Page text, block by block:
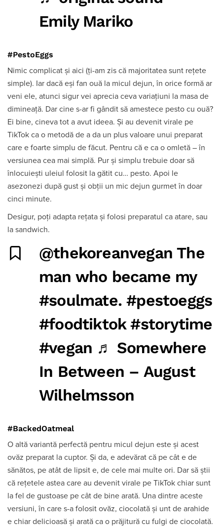
Emily Mariko
#PestoEggs
Nimic complicat și aici (ți-am zis că majoritatea sunt rețete
simple). Iar dacă eși fan ouă la micul dejun, în orice formă ar
veni ele, atunci sigur vei aprecia ceva variațiuni la masa de
dimineață. Dar cine s-ar fi gândit să amestece pesto cu ouă?
Ei bine, cineva tot a avut ideea. Și au devenit virale pe
TikTok ca o metodă de a da un plus valoare unui preparat
care e foarte simplu de făcut. Pentru că e ca o omletă – în
versiunea cea mai simplă. Pur și simplu trebuie doar să
înlocuiești uleiul folosit la gătit cu… pesto. Apoi le
asezonezi după gust și obții un mic dejun gurmet în doar
cinci minute.
Desigur, poți adapta rețata și folosi preparatul ca atare, sau
la sandwich.
@thekoreanvegan The
man who became my
#soulmate.#pestoeggs
#foodtiktok #storytime
#vegan ♬ Somewhere
In Between – August
Wilhelmsson
#BackedOatmeal
O altă variantă perfectă pentru micul dejun este și acest
ovăz preparat la cuptor. Și da, e adevărat că pe cât e de
sănătos, pe atât de lipsit e, de cele mai multe ori. Dar să știi
că rețetele astea care au devenit virale pe TikTok chiar sunt
la fel de gustoase pe cât de bine arată. Una dintre aceste
versiuni, în care s-a folosit ovăz, ciocolată și unt de arahide
e chiar delicioasă și arată ca o prăjitură cu fulgi de ciocolată.